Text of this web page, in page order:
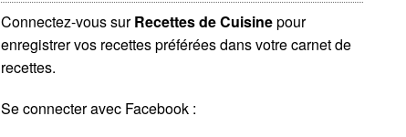
Connectez-vous surRecettes de Cuisinepour
enregistrer vos recettes préférées dans votre carnet de
recettes.
Se connecter avec Facebook :